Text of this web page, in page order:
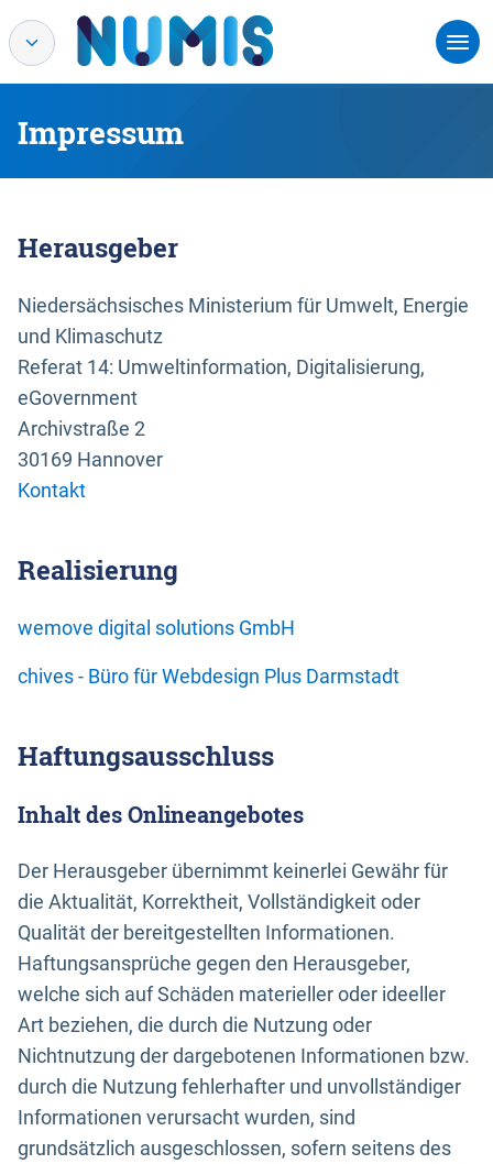
Impressum
Herausgeber
Niedersächsisches Ministerium für Umwelt, Energie
und Klimaschutz
Referat 14: Umweltinformation, Digitalisierung,
eGovernment
Archivstraße 2
30169 Hannover
Kontakt
Realisierung
wemove digital solutions GmbH
chives - Büro für Webdesign Plus Darmstadt
Haftungsausschluss
Inhalt des Onlineangebotes
Der Herausgeber übernimmt keinerlei Gewähr für
die Aktualität, Korrektheit, Vollständigkeit oder
Qualität der bereitgestellten Informationen.
Haftungsansprüche gegen den Herausgeber,
welche sich auf Schäden materieller oder ideeller
Art beziehen, die durch die Nutzung oder
Nichtnutzung der dargebotenen Informationen bzw.
durch die Nutzung fehlerhafter und unvollständiger
Informationen verursacht wurden, sind
grundsätzlich ausgeschlossen, sofern seitens des